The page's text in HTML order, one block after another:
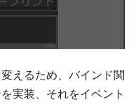
えるため、バインド関
実装、それをイベント